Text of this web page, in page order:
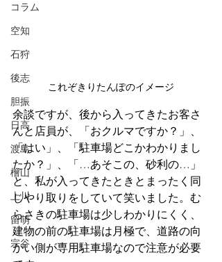
コラム
空知
石狩
後志
胆振
日高
渡島
檜山
上川
留萌
宗谷
これぞきりたんぽのイメージ
余談ですが、後から入ってきたお客さ
んと店員が、「おクルマですか？」、
「はい」、「駐車場どこかわかりまし
たか？」、「…あそこの、砂利の…」
と、私が入ってきたときとまったく同
じやり取りをしていて笑いました。む
らさきの駐車場は少しわかりにくく、
建物の前の駐車場は月極で、道路の向
かい側が専用駐車場なので注意が必要